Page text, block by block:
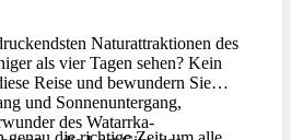
Naturattraktionen des
als vier Tagen sehen? Kein
Reise und bewundern Sie
und Sonnenuntergang,
des Watarrka-